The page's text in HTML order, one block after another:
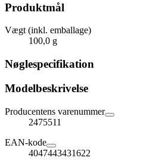
Produktmål
Vægt (inkl. emballage)
100,0 g
Nøglespecifikation
Modelbeskrivelse
Producentens varenummer
2475511
EAN-kode
4047443431622